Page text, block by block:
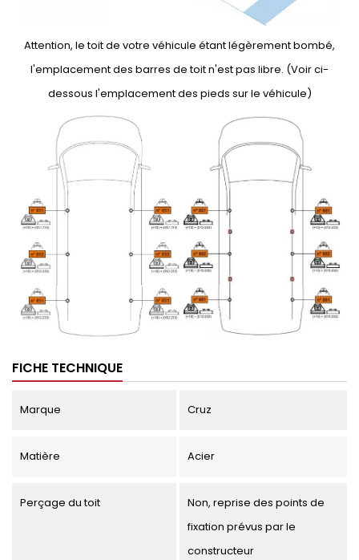
Attention, le toit de votre véhicule étant légèrement bombé,
l'emplacement des barres de toit n'est pas libre. (Voir ci-
dessous l'emplacement des pieds sur le véhicule)
FICHE TECHNIQUE
Marque Cruz
Matière Acier
Perçage du toit
Non, reprise des points de
fixation prévus par le
constructeur